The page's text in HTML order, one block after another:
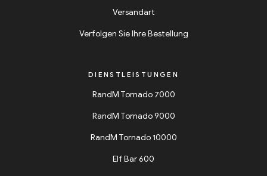
Versandart
Verfolgen Sie Ihre Bestellung
DIENSTLEISTUNGEN
RandM Tornado 7000
RandM Tornado 9000
RandM Tornado 10000
Elf Bar 600